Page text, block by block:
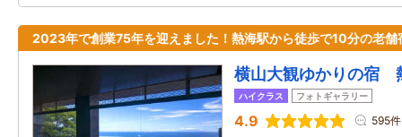
2023年で創業75年を迎えました！熱海駅から徒歩で10分の老舗
横山大観ゆかりの宿
ハイクラス フォトギャラリー
4.9 595件